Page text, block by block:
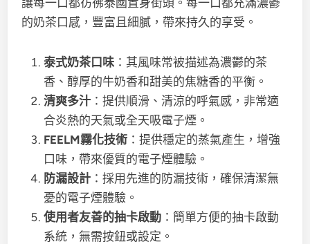
讓每一口都彷彿泰國置身街頭。每一口都充滿濃鬱
的奶茶口感，豐富且細膩，帶來持久的享受。
泰式奶茶口味 ：其風味常被描述為濃鬱的茶
香、醇厚的牛奶香和甜美的焦糖香的平衡。
清爽多汁 ：提供順滑、清涼的呼氣感，非常適
合炎熱的天氣或全天吸電子煙。
FEELM霧化技術 ：提供穩定的蒸氣產生，增強
口味，帶來優質的電子煙體驗。
防漏設計 ：採用先進的防漏技術，確保清潔無
憂的電子煙體驗。
使用者友善的抽卡啟動 ：簡單方便的抽卡啟動
系統，無需按鈕或設定。